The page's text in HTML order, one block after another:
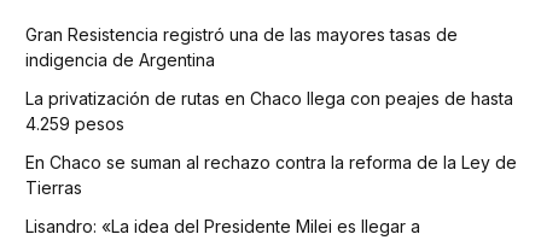
Gran Resistencia registró una de las mayores tasas de
indigencia de Argentina
La privatización de rutas en Chaco llega con peajes de hasta
4.259 pesos
En Chaco se suman al rechazo contra la reforma de la Ley de
Tierras
Lisandro: «La idea del Presidente Milei es llegar a